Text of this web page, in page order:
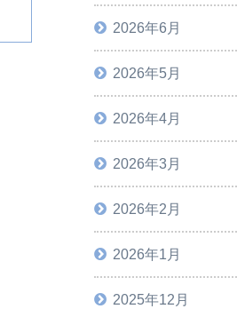
2026年6月
2026年5月
2026年4月
2026年3月
2026年2月
2026年1月
2025年12月